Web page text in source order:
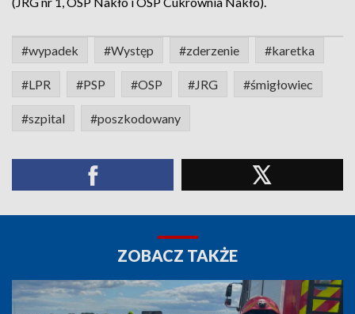
#wypadek #Występ #zderzenie #karetka
#LPR #PSP #OSP #JRG #śmigłowiec
#szpital #poszkodowany
ZOBACZ TAKŻE